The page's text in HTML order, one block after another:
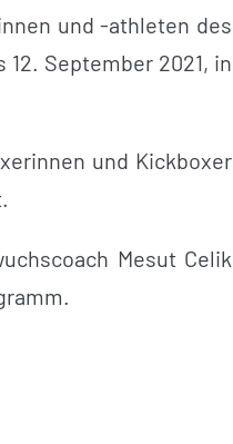
und -athleten des
September 2021, in
und Kickboxer
Mesut Celik